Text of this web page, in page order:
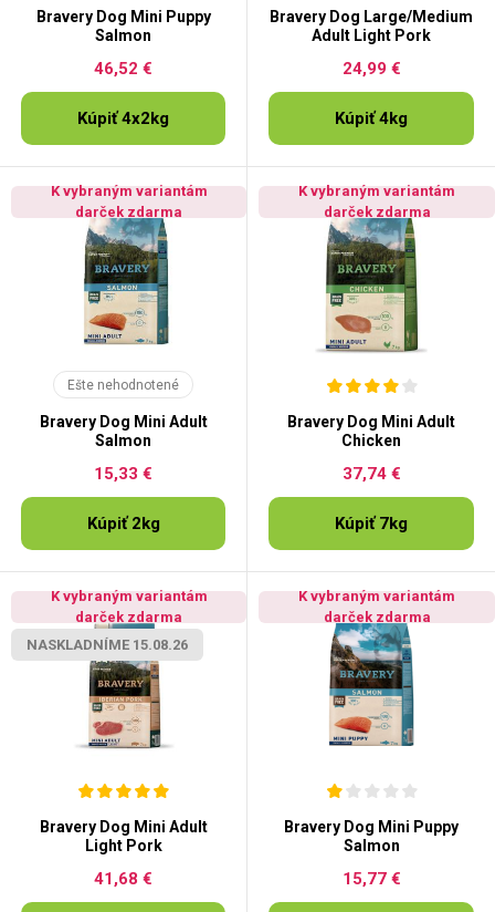
Bravery Dog Mini Puppy
Salmon
46,52 €
Kúpiť 4x2kg
Bravery Dog Large/Medium
Adult Light Pork
24,99 €
Kúpiť 4kg
K vybraným variantám
darček zdarma
Ešte nehodnotené
Bravery Dog Mini Adult
Salmon
15,33 €
Kúpiť 2kg
K vybraným variantám
darček zdarma
Bravery Dog Mini Adult
Chicken
37,74 €
Kúpiť 7kg
K vybraným variantám
darček zdarma
NASKLADNÍME 15.08.26
Bravery Dog Mini Adult
Light Pork
41,68 €
K vybraným variantám
darček zdarma
Bravery Dog Mini Puppy
Salmon
15,77 €